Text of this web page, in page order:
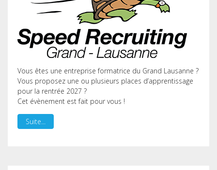
Vous êtes une entreprise formatrice du Grand Lausanne ?
Vous proposez une ou plusieurs places d’apprentissage
pour la rentrée 2027 ?
Cet évènement est fait pour vous !
Suite...